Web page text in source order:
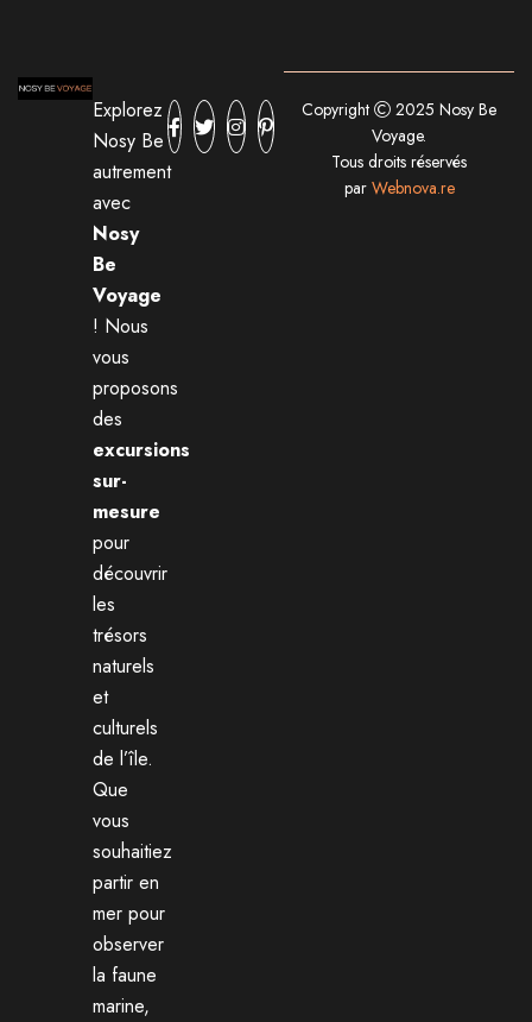
Explorez
Nosy Be
autrement
avec
Nosy
Be
Voyage
! Nous
vous
proposons
des
excursions
sur-
mesure
pour
découvrir
les
trésors
naturels
et
culturels
de l’île.
Que
vous
souhaitiez
partir en
mer pour
observer
la faune
marine,
Copyright
2025 Nosy Be
Voyage.
Tous droits réservés
par Webnova.re